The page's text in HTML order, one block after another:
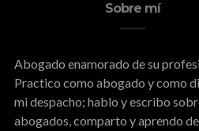
Sobre mí
Abogado enamorado de su
Practico como abogado y como
mi despacho; hablo y escribo
abogados, comparto y aprendo de